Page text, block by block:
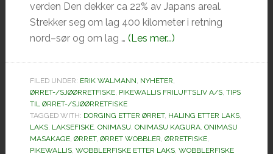
verden Den dekker ca 22% av Japans areal.
Strekker seg om lag 400 kilometer i retning
nord–sør og om lag … (Les mer...)omOnimasu
og
fra
Duo.
FILED UNDER: ERIK WALMANN, NYHETER,
ØRRET-/SJØØRRETFISKE, PIKEWALLIS FRILUFTSLIV A/S, TIPS
TIL ØRRET-/SJØØRRETFISKE
TAGGED WITH: DORGING ETTER ØRRET, HALING ETTER LAKS,
LAKS, LAKSEFISKE, ONIMASU, ONIMASU KAGURA, ONIMASU
MASAKAGE, ØRRET, ØRRET WOBBLER, ØRRETFISKE,
PIKEWALLIS, WOBBLERFISKE ETTER LAKS, WOBBLERFISKE